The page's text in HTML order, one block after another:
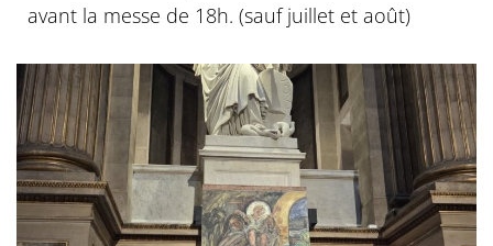
avant la messe de 18h. (sauf juillet et août)